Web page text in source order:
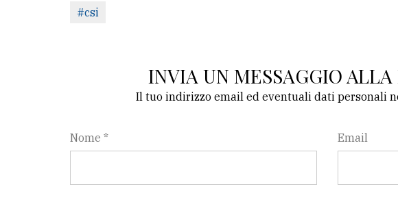
#csi
INVIA UN MESSAGGIO
Il tuo indirizzo email ed eventuali dati personali
Nome * Email